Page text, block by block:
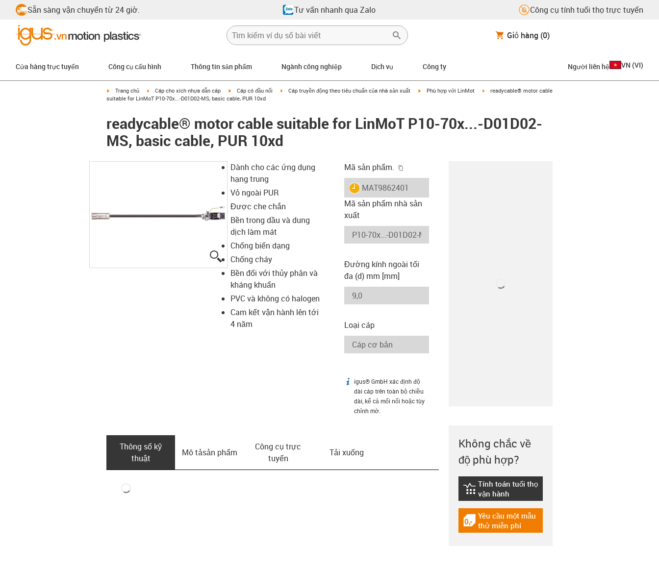
Sẵn sàng vận chuyển từ 24 giờ. Tư vấn nhanh qua Zalo Công cụ tính tuổi thọ trực tuyến
Giỏ hàng (0)
Cửa hàng trực tuyến Công cụ cấu hình Thông tin sản phẩm Ngành công nghiệp Dịch vụ Công ty Người liên hệ VN (VI)
igus-icon-arrow-right
Trang chủ igus-icon-arrow-right
Cáp cho xích nhựa dẫn cáp igus-icon-arrow-right
Cáp có đầu nối igus-icon-arrow-right
Cáp truyền động theo tiêu chuẩn của nhà sản xuất igus-icon-arrow-right
Phù hợp với LinMot igus-icon-arrow-right
readycable® motor cable
suitable for LinMoT P10-70x...-D01D02-MS, basic cable, PUR 10xd
readycable® motor cable suitable for LinMoT P10-70x...-D01D02-
MS, basic cable, PUR 10xd
igus-icon-lupe
Dành cho các ứng dụng
hạng trung
Vỏ ngoài PUR
Được che chắn
Bền trong dầu và dung
dịch làm mát
Chống biến dạng
Chống cháy
Bền đối với thủy phân và
kháng khuẩn
PVC và không có halogen
Cam kết vận hành lên tới
4 năm
Mã sản phẩm.
igus-icon-lieferzeit
MAT9862401
Mã sản phẩm nhà sản
xuất
Đường kính ngoài tối
đa (d) mm [mm]
Loại cáp
igus-icon-info
igus® GmbH xác định độ
dài cáp trên toàn bộ chiều
dài, kể cả mối nối hoặc tùy
chỉnh mờ.
Thông số kỹ
thuật
Mô tả­sản phẩm
Công cụ trực
tuyến
Tải xuống
Không chắc về
độ phù hợp?
igus-icon-lebensdauerrechner
Tính toán tuổi thọ
vận hành
igus-icon-gratismuster
Yêu cầu một mẫu
thử miễn phí